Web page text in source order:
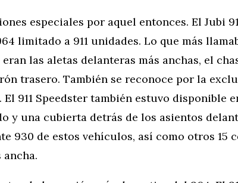
especiales por aquel entonces. El Jubi
limitado a 911 unidades. Lo que más
las aletas delanteras más anchas, el
trasero. También se reconoce por la
911 Speedster también estuvo disponible
y una cubierta detrás de los asientos
930 de estos vehículos, así como otros 15